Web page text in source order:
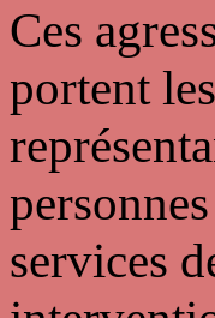
Ces
portent
services